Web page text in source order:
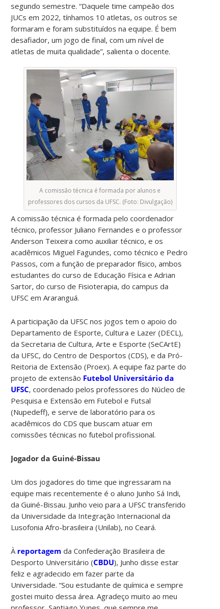
segundo semestre. “Daquele time campeão dos
JUCs em 2022, tínhamos 10 atletas, os outros se
formaram e foram substituídos na equipe. É bem
desafiador, um jogo de final, com um nível de
atletas de muita qualidade”, salienta o docente.
A comissão técnica é formada por alunos e
professores dos cursos da UFSC. (Foto: Divulgação)
A comissão técnica é formada pelo coordenador
técnico, professor Juliano Fernandes e o professor
Anderson Teixeira como auxiliar técnico, e os
acadêmicos Miguel Fagundes, como técnico e Pedro
Passos, com a função de preparador físico, ambos
estudantes do curso de Educação Física e Adrian
Sartor, do curso de Fisioterapia, do campus da
UFSC em Araranguá.
A participação da UFSC nos jogos tem o apoio do
Departamento de Esporte, Cultura e Lazer (DECL),
da Secretaria de Cultura, Arte e Esporte (SeCArtE)
da UFSC, do Centro de Desportos (CDS), e da Pró-
Reitoria de Extensão (Proex). A equipe faz parte do
projeto de extensão Futebol Universitário da
UFSC, coordenado pelos professores do Núcleo de
Pesquisa e Extensão em Futebol e Futsal
(Nupedeff), e serve de laboratório para os
acadêmicos do CDS que buscam atuar em
comissões técnicas no futebol profissional.
Jogador da Guiné-Bissau
Um dos jogadores do time que ingressaram na
equipe mais recentemente é o aluno Junho Sá Indi,
da Guiné-Bissau. Junho veio para a UFSC transferido
da Universidade da Integração Internacional da
Lusofonia Afro-brasileira (Unilab), no Ceará.
À reportagem da Confederação Brasileira de
Desporto Universitário (CBDU), Junho disse estar
feliz e agradecido em fazer parte da
Universidade. “Sou estudante de química e sempre
gostei muito dessa área. Agradeço muito ao meu